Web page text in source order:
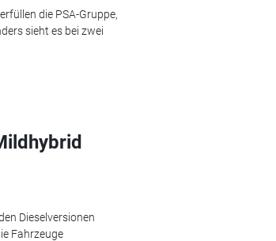
die PSA-Gruppe,
sieht es bei zwei
Dieselversionen
Fahrzeuge